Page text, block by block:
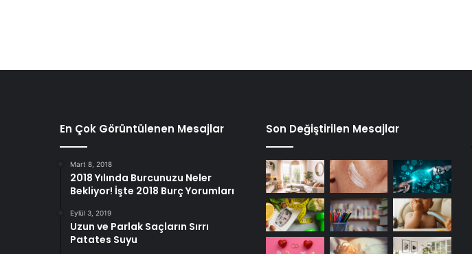
En Çok Görüntülenen Mesajlar
Mart 8, 2018
2018 Yılında Burcunuzu Neler
Bekliyor! İşte 2018 Burç Yorumları
Eylül 3, 2019
Uzun ve Parlak Saçların Sırrı
Patates Suyu
Son Değiştirilen Mesajlar